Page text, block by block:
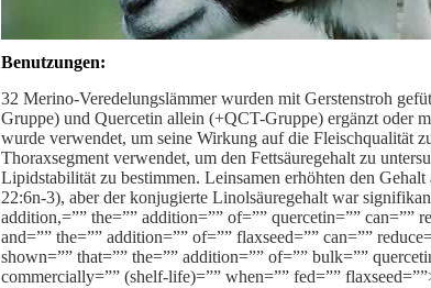
Benutzungen:
32 Merino-Veredelungslämmer wurden mit Gerstenstroh
Gruppe) und Quercetin allein (+QCT-Gruppe) ergänzt oder
wurde verwendet, um seine Wirkung auf die Fleischqualität
Thoraxsegment verwendet, um den Fettsäuregehalt zu
Lipidstabilität zu bestimmen. Leinsamen erhöhten den
22:6n-3), aber der konjugierte Linolsäuregehalt war
addition,=”” the=”” addition=”” of=”” quercetin=”” can=””
and=”” the=”” addition=”” of=”” flaxseed=”” can=””
shown=”” that=”” the=”” addition=”” of=”” bulk=””
commercially=”” (shelf-life)=”” when=”” fed=””